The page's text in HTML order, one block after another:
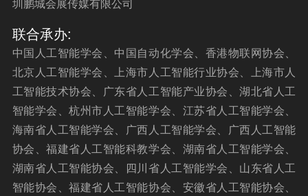
圳鹏城会展传媒有限公司
联合承办:
中国人工智能学会、中国自动化学会、香港物联网协会、
北京人工智能学会、上海市人工智能行业协会、上海市人
工智能技术协会、广东省人工智能产业协会、湖北省人工
智能学会、杭州市人工智能学会、江苏省人工智能学会、
海南省人工智能学会、广西人工智能学会、广西人工智能
协会、福建省人工智能科教学会、湖南省人工智能学会、
湖南省人工智能协会、四川省人工智能学会、山东省人工
智能协会、福建省人工智能协会、安徽省人工智能协会、